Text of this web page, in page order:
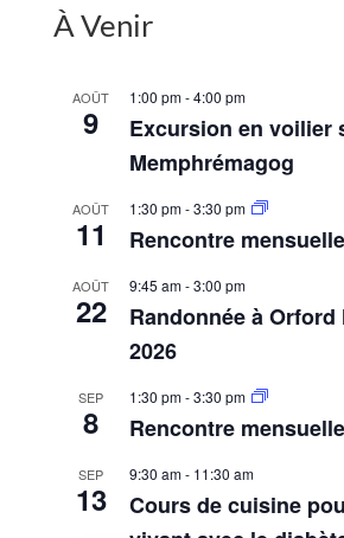
À Venir
AOÛT
9
1:00 pm-4:00 pm
Excursion en voilier
Memphrémagog
AOÛT
11
1:30 pm-3:30 pm
Rencontre mensuelle
AOÛT
22
9:45 am-3:00 pm
Randonnée à Orford
2026
SEP
8
1:30 pm-3:30 pm
Rencontre mensuelle
SEP
13
9:30 am- 11:30 am
Cours de cuisine